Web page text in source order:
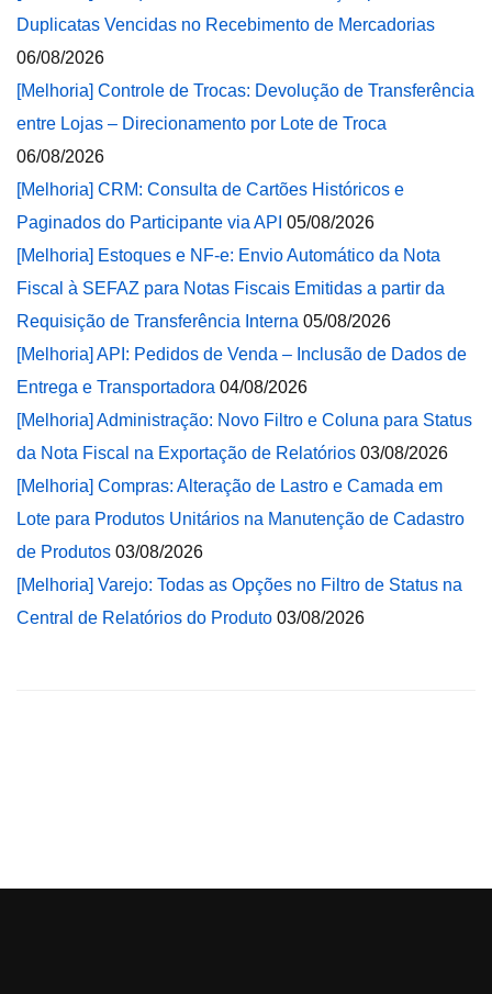
Duplicatas Vencidas no Recebimento de Mercadorias
06/08/2026
[Melhoria] Controle de Trocas: Devolução de Transferência
entre Lojas – Direcionamento por Lote de Troca
06/08/2026
[Melhoria] CRM: Consulta de Cartões Históricos e
Paginados do Participante via API 05/08/2026
[Melhoria] Estoques e NF-e: Envio Automático da Nota
Fiscal à SEFAZ para Notas Fiscais Emitidas a partir da
Requisição de Transferência Interna 05/08/2026
[Melhoria] API: Pedidos de Venda – Inclusão de Dados de
Entrega e Transportadora 04/08/2026
[Melhoria] Administração: Novo Filtro e Coluna para Status
da Nota Fiscal na Exportação de Relatórios 03/08/2026
[Melhoria] Compras: Alteração de Lastro e Camada em
Lote para Produtos Unitários na Manutenção de Cadastro
de Produtos 03/08/2026
[Melhoria] Varejo: Todas as Opções no Filtro de Status na
Central de Relatórios do Produto 03/08/2026